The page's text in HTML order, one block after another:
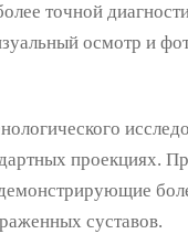
точной
осмотр и
проекциях.
суставов.